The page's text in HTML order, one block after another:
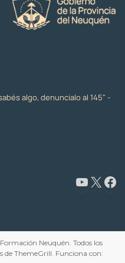
algo, denuncialo al 145" -
www.youtube.com/@CapacitaciónyFormaciónNeuquén X Facebook
Neuquén. Todos los
de ThemeGrill. Funciona con: